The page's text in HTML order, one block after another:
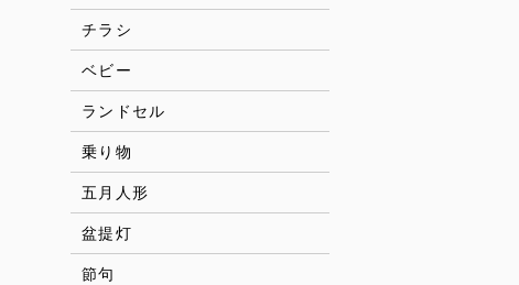
チラシ
ベビー
ランドセル
乗り物
五月人形
盆提灯
節句